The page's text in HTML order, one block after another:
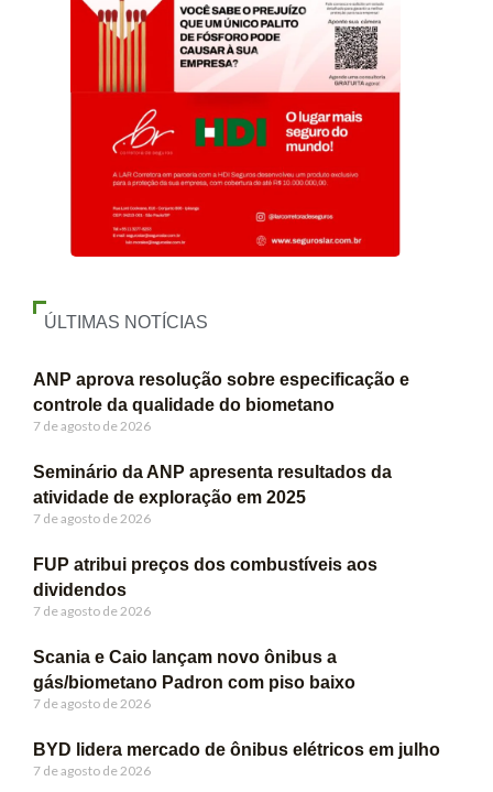
ÚLTIMAS NOTÍCIAS
ANP aprova resolução sobre especificação e
controle da qualidade do biometano
7 de agosto de 2026
Seminário da ANP apresenta resultados da
atividade de exploração em 2025
7 de agosto de 2026
FUP atribui preços dos combustíveis aos
dividendos
7 de agosto de 2026
Scania e Caio lançam novo ônibus a
gás/biometano Padron com piso baixo
7 de agosto de 2026
BYD lidera mercado de ônibus elétricos em julho
7 de agosto de 2026